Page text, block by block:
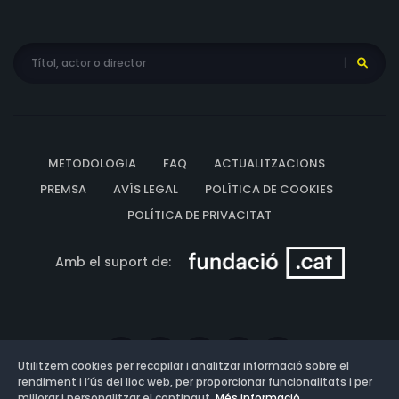
METODOLOGIA FAQ
ACTUALITZACIONS
PREMSA
AVÍS LEGAL
POLÍTICA DE COOKIES
POLÍTICA DE PRIVACITAT
Amb el suport de:
Utilitzem cookies per recopilar i analitzar informació sobre el
rendiment i l’ús del lloc web, per proporcionar funcionalitats i per